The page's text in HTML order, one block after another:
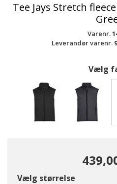
Tee Jays Stretch
Varenr.
Leverandør varenr.
Vælg
Vælg størrelse